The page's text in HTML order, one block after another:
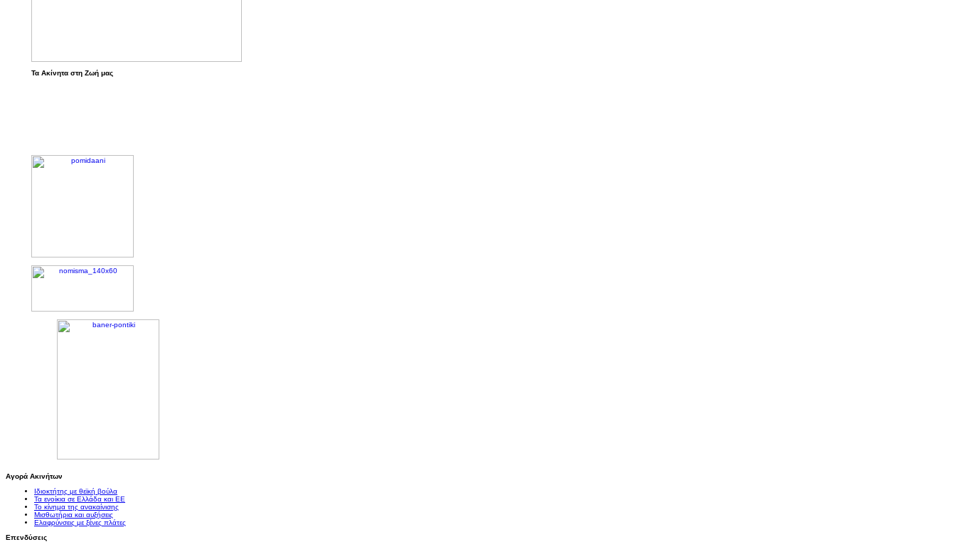
Τα Ακίνητα στη Ζωή μας
Αγορά Ακινήτων
Ιδιοκτήτης με θεϊκή βούλα
Τα ενοίκια σε Ελλάδα και ΕΕ
Το κίνημα της ανακαίνισης
Μισθωτήρια και αυξήσεις
Ελαφρύνσεις με ξένες πλάτες
Επενδύσεις